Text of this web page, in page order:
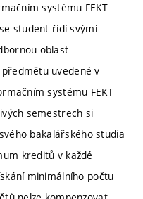
systému FEKT
student řídí svými
oblast
uvedené v
systému FEKT
semestrech si
bakalářského studia
kreditů v každé
minimálního počtu